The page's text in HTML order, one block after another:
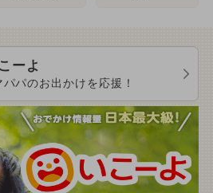
ーよ
パのお出かけを応援！